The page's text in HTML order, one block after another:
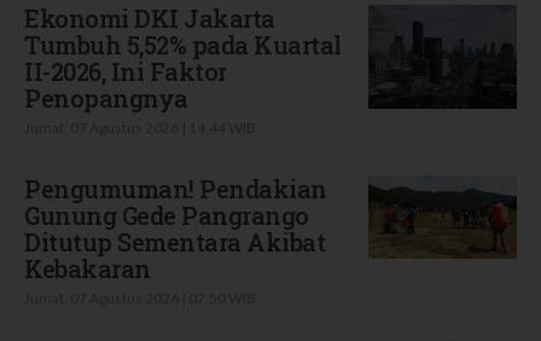
Ekonomi DKI Jakarta
Tumbuh 5,52% pada Kuartal
II-2026, Ini Faktor
Penopangnya
Pengumuman! Pendakian
Gunung Gede Pangrango
Ditutup Sementara Akibat
Kebakaran